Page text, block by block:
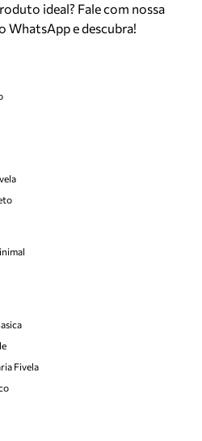
ideal? Fale com nossa
WhatsApp e descubra!
Fivela